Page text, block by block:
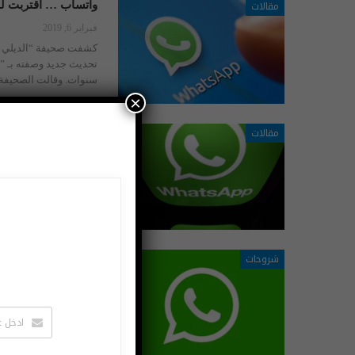
مقالات واتساب … اقتربت
فبراير 6, 2019
كشفت صحيفة “الديلي
سنوات. وقالت
مقالات
بات تطبيق واتساب
التطبيقات الأمنة
شروحات كيفية استخدام
نظامي التشغيل
الرد على رسالة أحد
×